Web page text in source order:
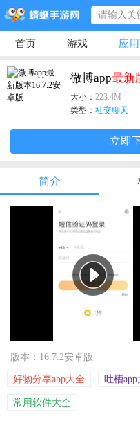
首页 游戏 应用
专题
微博app最新
大小： 223.4M
类型： 社交聊天
立即
简介
版本：16.7.2安卓版
好物分享app大全 吐槽app
常用软件大全